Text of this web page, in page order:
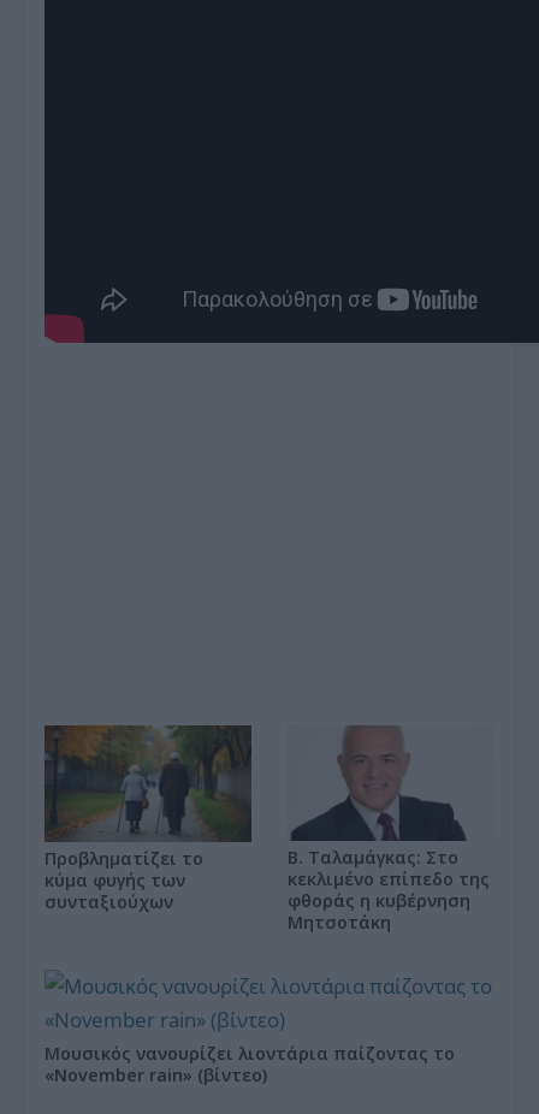
Προβληματίζει το
κύμα φυγής των
συνταξιούχων
Β. Ταλαμάγκας: Στο
κεκλιμένο επίπεδο της
φθοράς η κυβέρνηση
Μητσοτάκη
Μουσικός νανουρίζει λιοντάρια παίζοντας το
«November rain» (βίντεο)